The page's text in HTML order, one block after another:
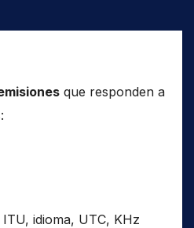
que responden a
ITU, idioma, UTC, KHz